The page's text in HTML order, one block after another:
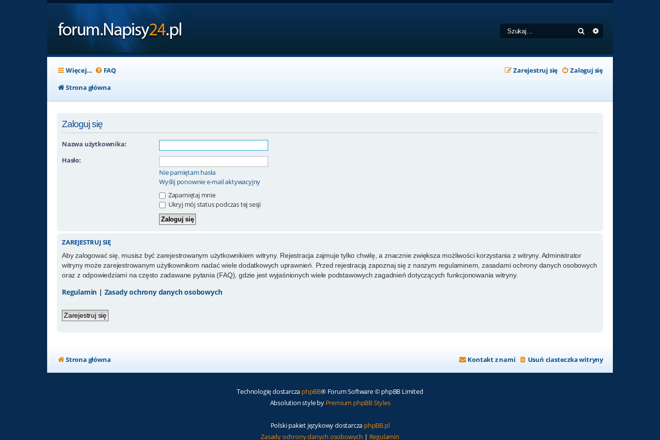
Szukaj
Więcej… FAQ Zaloguj się
Zarejestruj się
Strona główna
Zaloguj się
Nazwa użytkownika:
Hasło:
Nie pamiętam hasła
Wyślij ponownie e-mail aktywacyjny
Zapamiętaj mnie
Ukryj mój status podczas tej sesji
ZAREJESTRUJ SIĘ
Aby zalogować się, musisz być zarejestrowanym użytkownikiem witryny. Rejestracja zajmuje tylko chwilę, a znacznie zwiększa możliwości korzystania z witryny. Administrator
witryny może zarejestrowanym użytkownikom nadać wiele dodatkowych uprawnień. Przed rejestracją zapoznaj się z naszym regulaminem, zasadami ochrony danych osobowych
oraz z odpowiedziami na często zadawane pytania (FAQ), gdzie jest wyjaśnionych wiele podstawowych zagadnień dotyczących funkcjonowania witryny.
Regulamin | Zasady ochrony danych osobowych
Zarejestruj się
Strona główna Usuń ciasteczka witryny
Kontakt z nami
Technologię dostarcza phpBB® Forum Software © phpBB Limited
Absolution style by Premium phpBB Styles
Polski pakiet językowy dostarcza phpBB.pl
Zasady ochrony danych osobowych | Regulamin